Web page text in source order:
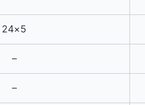
24×5
–
–